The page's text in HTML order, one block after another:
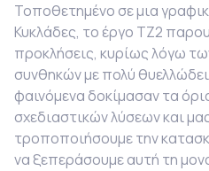
Τοποθετημένο σε μια
Κυκλάδες, το έργο TZ2
προκλήσεις, κυρίως λόγω
συνθηκών με πολύ
φαινόμενα δοκίμασαν τα
σχεδιαστικών λύσεων και
τροποποιήσουμε την
να ξεπεράσουμε αυτή τη